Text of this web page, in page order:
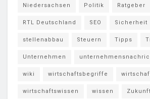
Niedersachsen Politik Ratgeber
RTL Deutschland SEO Sicherheit
stellenabbau Steuern Tipps
Unternehmen
wiki wirtschaftsbegriffe
wirtschaftswissen wissen Zukunft